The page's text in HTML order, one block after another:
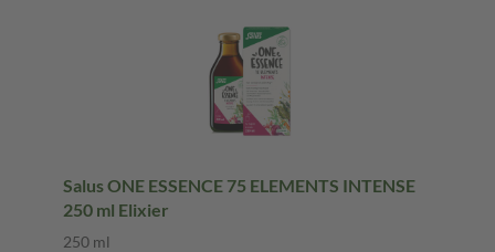
Salus ONE ESSENCE 75 ELEMENTS INTENSE
250 ml Elixier
250 ml